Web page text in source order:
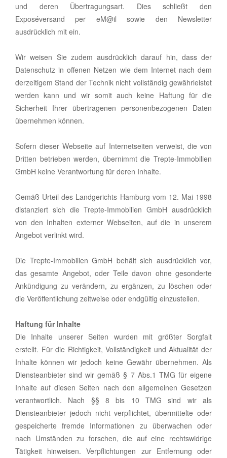
und deren Übertragungsart. Dies schließt den
Exposéversand per eM@il sowie den Newsletter
ausdrücklich mit ein.
Wir weisen Sie zudem ausdrücklich darauf hin, dass der
Datenschutz in offenen Netzen wie dem Internet nach dem
derzeitigem Stand der Technik nicht vollständig gewährleistet
werden kann und wir somit auch keine Haftung für die
Sicherheit Ihrer übertragenen personenbezogenen Daten
übernehmen können.
Sofern dieser Webseite auf Internetseiten verweist, die von
Dritten betrieben werden, übernimmt die Trepte-Immobilien
GmbH keine Verantwortung für deren Inhalte.
Gemäß Urteil des Landgerichts Hamburg vom 12. Mai 1998
distanziert sich die Trepte-Immobilien GmbH ausdrücklich
von den Inhalten externer Webseiten, auf die in unserem
Angebot verlinkt wird.
Die Trepte-Immobilien GmbH behält sich ausdrücklich vor,
das gesamte Angebot, oder Teile davon ohne gesonderte
Ankündigung zu verändern, zu ergänzen, zu löschen oder
die Veröffentlichung zeitweise oder endgültig einzustellen.
Haftung für Inhalte
Die Inhalte unserer Seiten wurden mit größter Sorgfalt
erstellt. Für die Richtigkeit, Vollständigkeit und Aktualität der
Inhalte können wir jedoch keine Gewähr übernehmen. Als
Diensteanbieter sind wir gemäß § 7 Abs.1 TMG für eigene
Inhalte auf diesen Seiten nach den allgemeinen Gesetzen
verantwortlich. Nach §§ 8 bis 10 TMG sind wir als
Diensteanbieter jedoch nicht verpflichtet, übermittelte oder
gespeicherte fremde Informationen zu überwachen oder
nach Umständen zu forschen, die auf eine rechtswidrige
Tätigkeit hinweisen. Verpflichtungen zur Entfernung oder